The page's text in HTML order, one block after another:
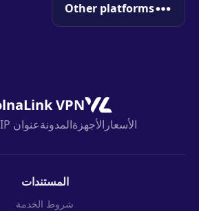
Other platforms
VPN
الأسعار الأجهزةالمدونةعنوان IP الخاص بي
المستندات
شروط الخدمة